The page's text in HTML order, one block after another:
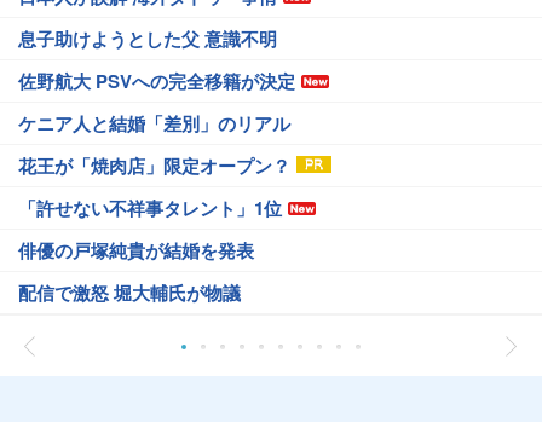
息子助けようとした父 意識不明
佐野航大 PSVへの完全移籍が決定
ケニア人と結婚「差別」のリアル
花王が「焼肉店」限定オープン？
「許せない不祥事タレント」1位
俳優の戸塚純貴が結婚を発表
配信で激怒 堀大輔氏が物議